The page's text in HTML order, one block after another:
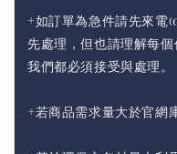
+如訂單為急件請先來電
先處理，但也請理解每
我們都必須接受與處理。
+若商品需求量大於官網